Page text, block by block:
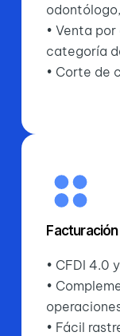
• Venta
categoría
• Corte de
Facturación
• CFDI 4.0
•
• Fácil